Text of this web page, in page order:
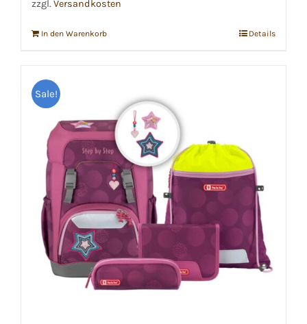
zzgl. Versandkosten
In den Warenkorb Details
Sale!